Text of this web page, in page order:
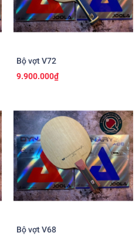
Bộ vợt V72
9.900.000₫
Bộ vợt V68